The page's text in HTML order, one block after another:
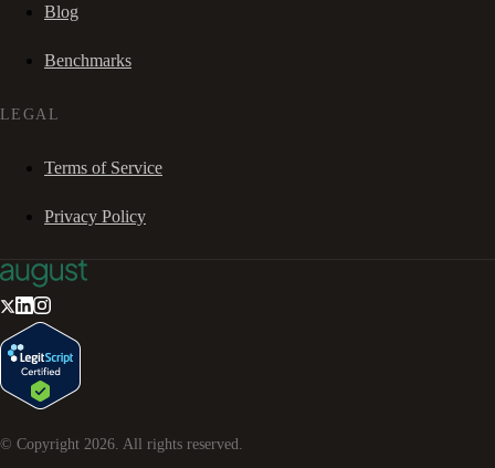
Blog
Benchmarks
LEGAL
Terms of Service
Privacy Policy
© Copyright 2026 . All rights reserved.